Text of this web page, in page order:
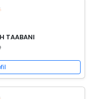
TAABANI